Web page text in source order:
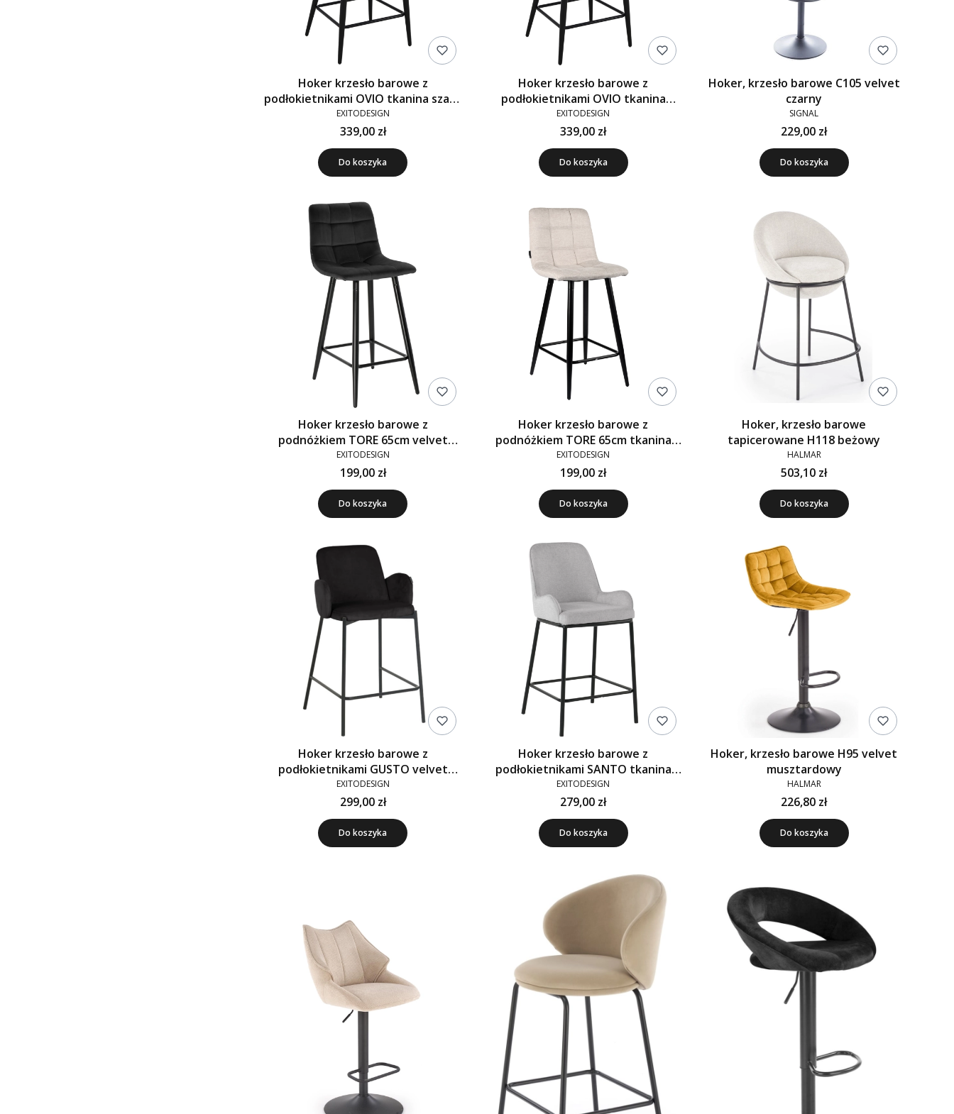
Hoker krzesło barowe z
podłokietnikami OVIO tkanina szare
920-10
EXITODESIGN
339,00 zł
Do koszyka
Hoker krzesło barowe z
podłokietnikami OVIO tkanina
beżowe 920-01
EXITODESIGN
339,00 zł
Do koszyka
Hoker, krzesło barowe C105 velvet
czarny
SIGNAL
229,00 zł
Do koszyka
Hoker krzesło barowe z
podnóżkiem TORE 65cm velvet
czarne G-77
EXITODESIGN
199,00 zł
Do koszyka
Hoker krzesło barowe z
podnóżkiem TORE 65cm tkanina
beżowe 920-01
EXITODESIGN
199,00 zł
Do koszyka
Hoker, krzesło barowe
tapicerowane H118 beżowy
HALMAR
503,10 zł
Do koszyka
Hoker krzesło barowe z
podłokietnikami GUSTO velvet
czarny G-77
EXITODESIGN
299,00 zł
Do koszyka
Hoker krzesło barowe z
podłokietnikami SANTO tkanina
szare 920-10
EXITODESIGN
279,00 zł
Do koszyka
Hoker, krzesło barowe H95 velvet
musztardowy
HALMAR
226,80 zł
Do koszyka